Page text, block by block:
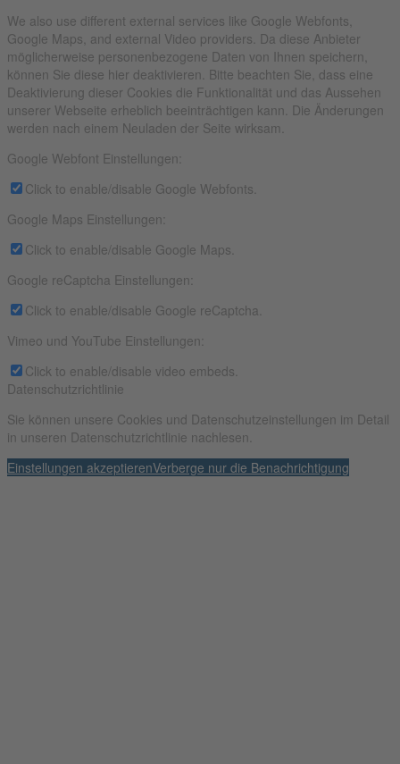
We also use different external services like Google Webfonts,
Google Maps, and external Video providers. Da diese Anbieter
möglicherweise personenbezogene Daten von Ihnen speichern,
können Sie diese hier deaktivieren. Bitte beachten Sie, dass eine
Deaktivierung dieser Cookies die Funktionalität und das Aussehen
unserer Webseite erheblich beeinträchtigen kann. Die Änderungen
werden nach einem Neuladen der Seite wirksam.
Google Webfont Einstellungen:
Click to enable/disable Google Webfonts.
Google Maps Einstellungen:
Click to enable/disable Google Maps.
Google reCaptcha Einstellungen:
Click to enable/disable Google reCaptcha.
Vimeo und YouTube Einstellungen:
Click to enable/disable video embeds.
Datenschutzrichtlinie
Sie können unsere Cookies und Datenschutzeinstellungen im Detail
in unseren Datenschutzrichtlinie nachlesen.
Einstellungen akzeptierenVerberge nur die Benachrichtigung